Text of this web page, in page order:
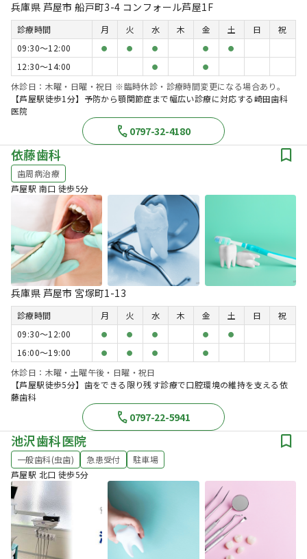
兵庫県 芦屋市 船戸町3-4 コンフォール芦屋1F
診療時間 月 火 水 木 金 土 日
祝
09:30〜12:00
● ● ● ● ●
12:30〜14:00 ● ●
休診日：木曜・日曜・祝日 ※臨時休診・診療時間変更になる場合あり。
【芦屋駅徒歩1分】予防から顎関節症まで幅広い診療に対応する崎田歯科
医院
0797-32-4180
依藤歯科
歯周病治療
芦屋駅 南口 徒歩5分
兵庫県 芦屋市 宮塚町1-13
診療時間 月 火 水 木 金 土 日
祝
09:30〜12:00
● ● ● ● ●
16:00〜19:00 ● ● ● ●
休診日：木曜・土曜午後・日曜・祝日
【芦屋駅徒歩5分】歯をできる限り残す診療で口腔環境の維持を支える依
藤歯科
0797-22-5941
池沢歯科医院
一般歯科(虫歯) 急患受付
駐車場
芦屋駅 北口 徒歩5分